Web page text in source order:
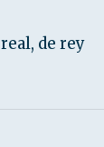
real, de rey